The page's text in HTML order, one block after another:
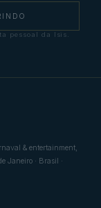
pessoal da Isis.
& entertainment,
Janeiro · Brasil ·